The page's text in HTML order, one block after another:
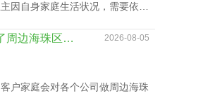
因自身家庭生活状况，需要依照
秀区家政中心查询电话价格表。
品牌与声誉：究竟带动了周边海珠区家政公司价位吗？ 2026-08-05
户家庭会对各个公司做周边海珠